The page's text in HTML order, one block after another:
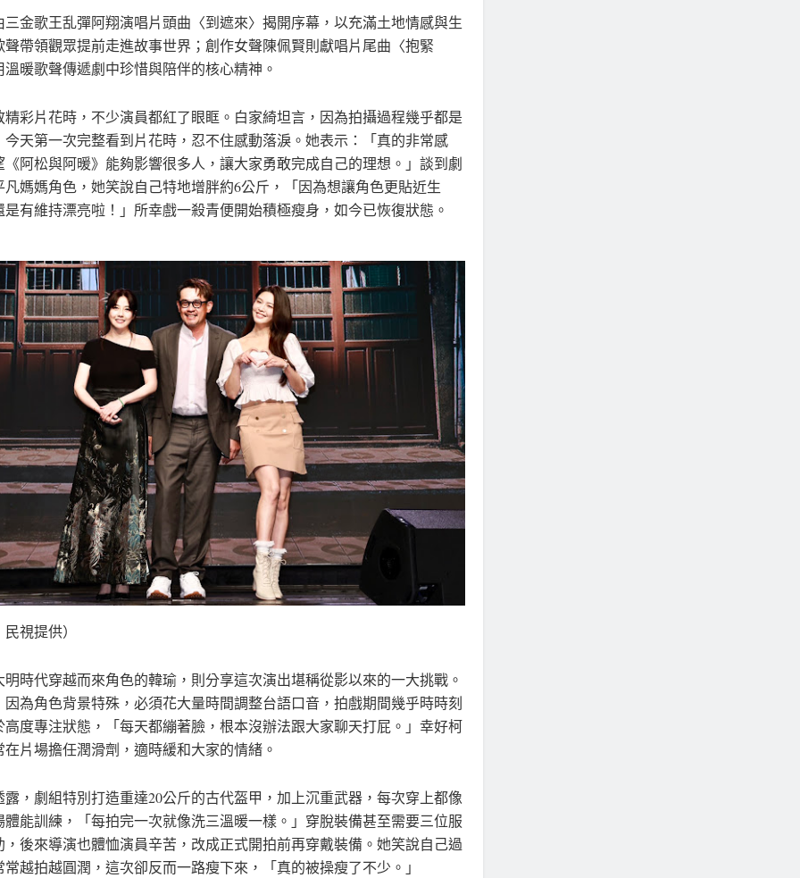
三金歌王乱彈阿翔演唱片頭曲〈到遮來〉揭開序幕，以充滿土地情感與生
聲帶領觀眾提前走進故事世界；創作女聲陳佩賢則獻唱片尾曲〈抱緊
溫暖歌聲傳遞劇中珍惜與陪伴的核心精神。
精彩片花時，不少演員都紅了眼眶。白家綺坦言，因為拍攝過程幾乎都是
今天第一次完整看到片花時，忍不住感動落淚。她表示：「真的非常感
《阿松與阿暖》能夠影響很多人，讓大家勇敢完成自己的理想。」談到劇
凡媽媽角色，她笑說自己特地增胖約6公斤，「因為想讓角色更貼近生
是有維持漂亮啦！」所幸戲一殺青便開始積極瘦身，如今已恢復狀態。
視提供）
明時代穿越而來角色的韓瑜，則分享這次演出堪稱從影以來的一大挑戰。
因為角色背景特殊，必須花大量時間調整台語口音，拍戲期間幾乎時時刻
高度專注狀態，「每天都繃著臉，根本沒辦法跟大家聊天打屁。」幸好柯
在片場擔任潤滑劑，適時緩和大家的情緒。
露，劇組特別打造重達20公斤的古代盔甲，加上沉重武器，每次穿上都像
體能訓練，「每拍完一次就像洗三溫暖一樣。」穿脫裝備甚至需要三位服
，後來導演也體恤演員辛苦，改成正式開拍前再穿戴裝備。她笑說自己過
常越拍越圓潤，這次卻反而一路瘦下來，「真的被操瘦了不少。」